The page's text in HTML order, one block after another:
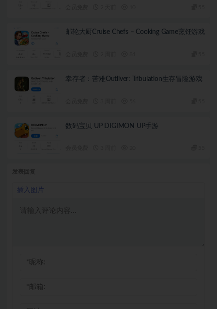
邮轮大厨Cruise Chefs – Cooking Game烹饪游戏
幸存者：苦难Outliver: Tribulation生存冒险游戏
数码宝贝 UP DIGIMON UP手游
插入图片